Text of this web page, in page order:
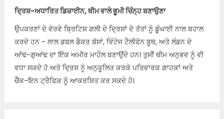
ਦ੍ਰਿਸ਼-ਅਧਾਰਿਤ ਡਿਜ਼ਾਈਨ, ਥੀਮ ਵਾਲੇ ਭੂਮੀ ਚਿੰਨ੍ਹ ਬਣਾਉਣਾ
ਉਪਕਰਣਾਂ ਦੇ ਵੇਰਵੇ ਬ੍ਰਿਟਿਸ਼ ਗਲੀ ਦੇ ਦ੍ਰਿਸ਼ਾਂ ਦੇ ਤੱਤਾਂ ਨੂੰ ਡੂੰਘਾਈ ਨਾਲ ਬਹਾਲ
ਕਰਦੇ ਹਨ - ਲਾਲ ਡਬਲ ਡੈਕਰ ਬੱਸਾਂ, ਵਿੰਟੇਜ ਟੈਲੀਫੋਨ ਬੂਥ, ਅਤੇ ਲੰਡਨ ਦੇ
ਆਂਢ-ਗੁਆਂਢ ਦਾ ਇੱਕ ਅਮੀਰ ਮਾਹੌਲ ਬਣਾਉਂਦੇ ਹਨ। ਤੁਸੀਂ ਥੀਮ ਅਨੁਭਵ ਨੂੰ ਵੀ
ਵਧਾ ਸਕਦੇ ਹੋ ਅਤੇ ਦ੍ਰਿਸ਼ ਨੂੰ ਅਨੁਕੂਲਿਤ ਕਰਕੇ ਪਰਿਵਾਰਕ ਗਾਹਕਾਂ ਅਤੇ
ਚੈੱਕ-ਇਨ ਟ੍ਰੈਫਿਕ ਨੂੰ ਆਕਰਸ਼ਿਤ ਕਰ ਸਕਦੇ ਹੋ।